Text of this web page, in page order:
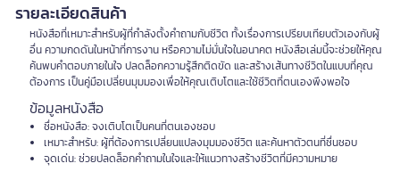
รายละเอียดสินค้า
หนังสือที่เหมาะสำหรับผู้ที่กำลังตั้งคำถามกับชีวิต ทั้งเรื่องการเปรียบเทียบตัวเองกับผู้
อื่น ความกดดันในหน้าที่การงาน หรือความไม่มั่นใจในอนาคต หนังสือเล่มนี้จะช่วยให้คุณ
ค้นพบคำตอบภายในใจ ปลดล็อกความรู้สึกติดขัด และสร้างเส้นทางชีวิตในแบบที่คุณ
ต้องการ เป็นคู่มือเปลี่ยนมุมมองเพื่อให้คุณเติบโตและใช้ชีวิตที่ตนเองพึงพอใจ
ข้อมูลหนังสือ
ชื่อหนังสือ: จงเติบโตเป็นคนที่ตนเองชอบ
เหมาะสำหรับ: ผู้ที่ต้องการเปลี่ยนแปลงมุมมองชีวิต และค้นหาตัวตนที่ชื่นชอบ
จุดเด่น: ช่วยปลดล็อกคำถามในใจและให้แนวทางสร้างชีวิตที่มีความหมาย